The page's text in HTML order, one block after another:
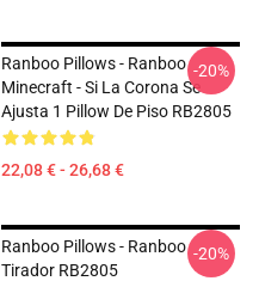
Ranboo Pillows - Ranboo
Minecraft - Si La Corona Se
Ajusta 1 Pillow De Piso RB2805
22,08 € - 26,68 €
-20%
Ranboo Pillows - Ranboo
Tirador RB2805
-20%